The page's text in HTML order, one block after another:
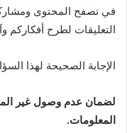
في تصفح المحتوى
التعليقات لطرح أفكاركم
الإجابة الصحيحة لهذا
لضمان عدم وصول غير
المعلومات.